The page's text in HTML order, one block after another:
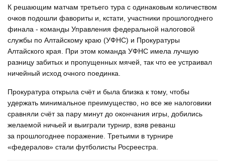
К решающим матчам третьего тура с одинаковым количеством
очков подошли фавориты и, кстати, участники прошлогоднего
финала - команды Управления федеральной налоговой
службы по Алтайскому краю (УФНС) и Прокуратуры
Алтайского края. При этом команда УФНС имела лучшую
разницу забитых и пропущенных мячей, так что ее устраивал
ничейный исход очного поединка.
Прокуратура открыла счёт и была близка к тому, чтобы
удержать минимальное преимущество, но все же налоговики
сравняли счёт за пару минут до окончания игры, добились
желаемой ничьей и выиграли турнир, взяв реванш
за прошлогоднее поражение. Третьими в турнире
«федералов» стали футболисты Росреестра.